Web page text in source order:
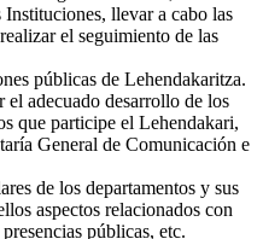
llevar a cabo las
el seguimiento de las
públicas de Lehendakaritza.
adecuado desarrollo de los
que participe el Lehendakari,
General de Comunicación e
de los departamentos y sus
aspectos relacionados con
públicas, etc.